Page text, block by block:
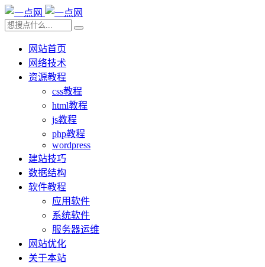
网站首页
网络技术
资源教程
css教程
html教程
js教程
php教程
wordpress
建站技巧
数据结构
软件教程
应用软件
系统软件
服务器运维
网站优化
关于本站